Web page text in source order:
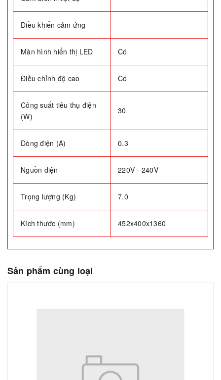
Điều khiển cảm ứng -
Màn hình hiển thị LED Có
Điều chỉnh độ cao Có
Công suất tiêu thụ điện
(W)
30
Dòng điện (A) 0.3
Nguồn điện 220V - 240V
Trọng lượng (Kg) 7.0
Kích thước (mm) 452x400x1360
Sản phẩm cùng loại